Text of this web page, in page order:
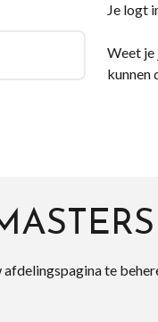
Je logt
Weet je
kunnen
te